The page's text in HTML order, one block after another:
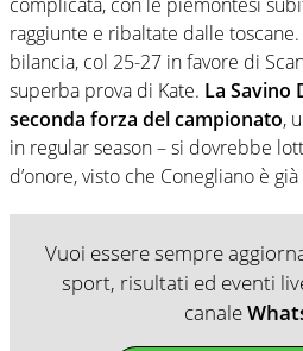
raggiunte e ribaltate dalle
bilancia, col 25-27 in favore di
superba prova di Kate. La Savino
seconda forza del campionato,
in regular season – si dovrebbe
d’onore, visto che Conegliano è
Vuoi essere sempre
sport, risultati ed eventi
canale